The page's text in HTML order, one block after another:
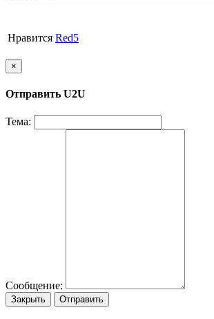
Нравится Red5
×
Отправить U2U
Тема:
Сообщение:
Закрыть Отправить